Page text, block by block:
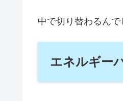
中で切り替わるんで
エネルギー